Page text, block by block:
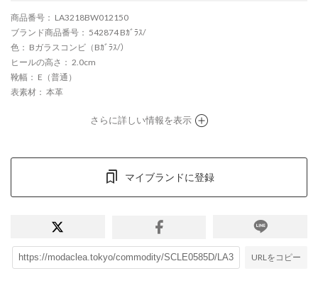
商品番号 ： LA3218BW012150
ブランド商品番号 ： 542874 Bｶﾞﾗｽ/
色 ： Bガラスコンビ（Bｶﾞﾗｽ/）
ヒールの高さ ： 2.0cm
靴幅 ： E（普通）
表素材 ： 本革
さらに詳しい情報を表示
マイブランドに登録
URLをコピー